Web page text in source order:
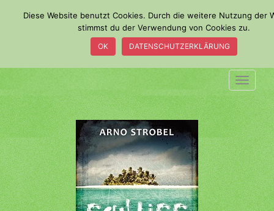
m
a
i
n
c
o
n
t
e
Diese Website benutzt Cookies. Durch die weitere Nutzung der
stimmst du der Verwendung von Cookies zu.
OK DATENSCHUTZERKLÄRUNG